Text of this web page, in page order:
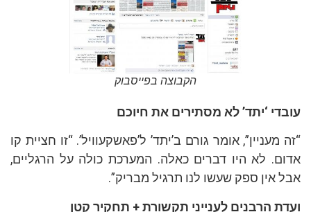
הקבוצה בפייסבוק
עובדי ‘יתד’ לא מסתירים את חיוכם
“זה מעניין”, אומר גורם ב’יתד’ ל’פאשקעוויל’. “זו חציית קו
אדום. לא היו דברים כאלה. המערכת כולה על הרגליים,
אבל אין ספק שעשו לנו תרגיל מבריק”.
ועדת הרבנים לענייני תקשורת + תחקיר קטן